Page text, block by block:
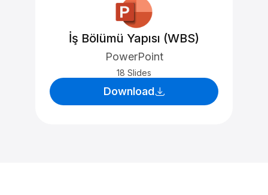
İş Bölümü Yapısı (WBS)
PowerPoint
18 Slides
Download